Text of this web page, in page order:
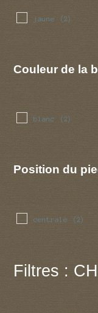
jaune (2)
Couleur de la
blanc (2)
Position du
centrale (2)
Filtres :